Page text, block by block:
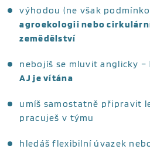
výhodou (ne však
agroekologii nebo
zemědělství
nebojíš se mluvit anglicky –
AJ je vítána
umíš samostatně připravit
pracuješ v týmu
hledáš flexibilní úvazek